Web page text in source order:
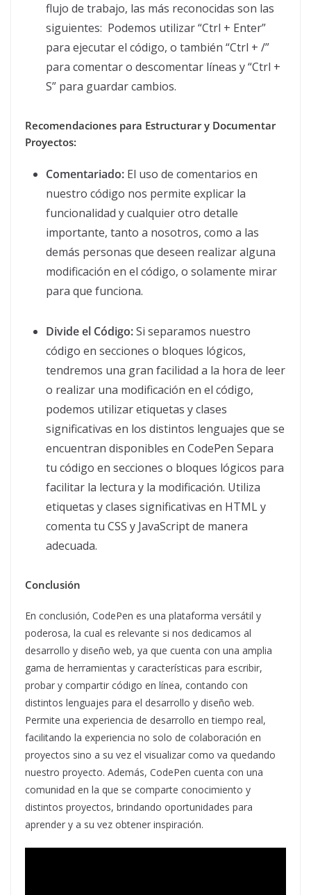
flujo de trabajo, las más reconocidas son las
siguientes: Podemos utilizar “Ctrl + Enter”
para ejecutar el código, o también “Ctrl + /”
para comentar o descomentar líneas y “Ctrl +
S” para guardar cambios.
Recomendaciones para Estructurar y Documentar
Proyectos:
Comentariado: El uso de comentarios en
nuestro código nos permite explicar la
funcionalidad y cualquier otro detalle
importante, tanto a nosotros, como a las
demás personas que deseen realizar alguna
modificación en el código, o solamente mirar
para que funciona.
Divide el Código:Si separamos nuestro
código en secciones o bloques lógicos,
tendremos una gran facilidad a la hora de leer
o realizar una modificación en el código,
podemos utilizar etiquetas y clases
significativas en los distintos lenguajes que se
encuentran disponibles en CodePen Separa
tu código en secciones o bloques lógicos para
facilitar la lectura y la modificación. Utiliza
etiquetas y clases significativas en HTML y
comenta tu CSS y JavaScript de manera
adecuada.
Conclusión
En conclusión, CodePen es una plataforma versátil y
poderosa, la cual es relevante si nos dedicamos al
desarrollo y diseño web, ya que cuenta con una amplia
gama de herramientas y características para escribir,
probar y compartir código en línea, contando con
distintos lenguajes para el desarrollo y diseño web.
Permite una experiencia de desarrollo en tiempo real,
facilitando la experiencia no solo de colaboración en
proyectos sino a su vez el visualizar como va quedando
nuestro proyecto. Además, CodePen cuenta con una
comunidad en la que se comparte conocimiento y
distintos proyectos, brindando oportunidades para
aprender y a su vez obtener inspiración.